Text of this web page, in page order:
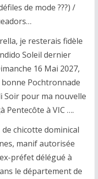
de mode ???) /
je resterais fidèle
Soleil dernier
16 Mai 2027,
bonne Pochtronnade
Soir pour ma nouvelle
Pentecôte à VIC ….
chicotte dominical
manif autorisée
préfet délégué à
le département de